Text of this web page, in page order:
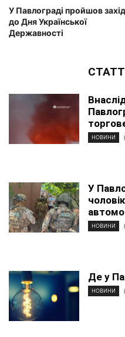
У Павлограді пройшов захід
до Дня Української
Державності
НОВИНИ
У
НОВИНИ
Де у
НОВИНИ